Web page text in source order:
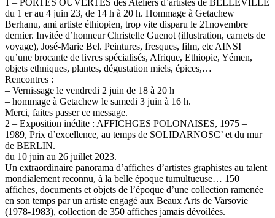
1 – PORTES OUVERTES des Ateliers d’artistes de BELLEVILLE
du 1 er au 4 juin 23, de 14 h à 20 h. Hommage à Getachew
Berhanu, ami artiste éthiopien, trop vite disparu le 21novembre
dernier. Invitée d’honneur Christelle Guenot (illustration, carnets de
voyage), José-Marie Bel. Peintures, fresques, film, etc AINSI
qu’une brocante de livres spécialisés, Afrique, Ethiopie, Yémen,
objets ethniques, plantes, dégustation miels, épices,…
Rencontres :
– Vernissage le vendredi 2 juin de 18 à 20 h
– hommage à Getachew le samedi 3 juin à 16 h.
Merci, faites passer ce message.
2 – Exposition inédite : AFFICHGES POLONAISES, 1975 –
1989, Prix d’excellence, au temps de SOLIDARNOSC’ et du mur
de BERLIN.
du 10 juin au 26 juillet 2023.
Un extraordinaire panorama d’affiches d’artistes graphistes au talent
mondialement reconnu, à la belle époque tumultueuse… 150
affiches, documents et objets de l’époque d’une collection ramenée
en son temps par un artiste engagé aux Beaux Arts de Varsovie
(1978-1983), collection de 350 affiches jamais dévoilées.